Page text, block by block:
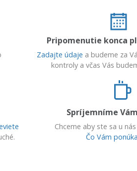
Pripomenutie konca
Zadajte údaje a budeme za
kontroly a včas Vás
Spríjemníme
Chceme aby ste sa u
Čo Vám